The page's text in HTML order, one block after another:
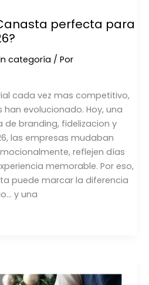
perfecta para
categoría / Por
cada vez mas competitivo,
evolucionado. Hoy, una
branding, fidelizacion y
las empresas mudaban
reflejen días
memorable. Por eso,
puede marcar la diferencia
y una